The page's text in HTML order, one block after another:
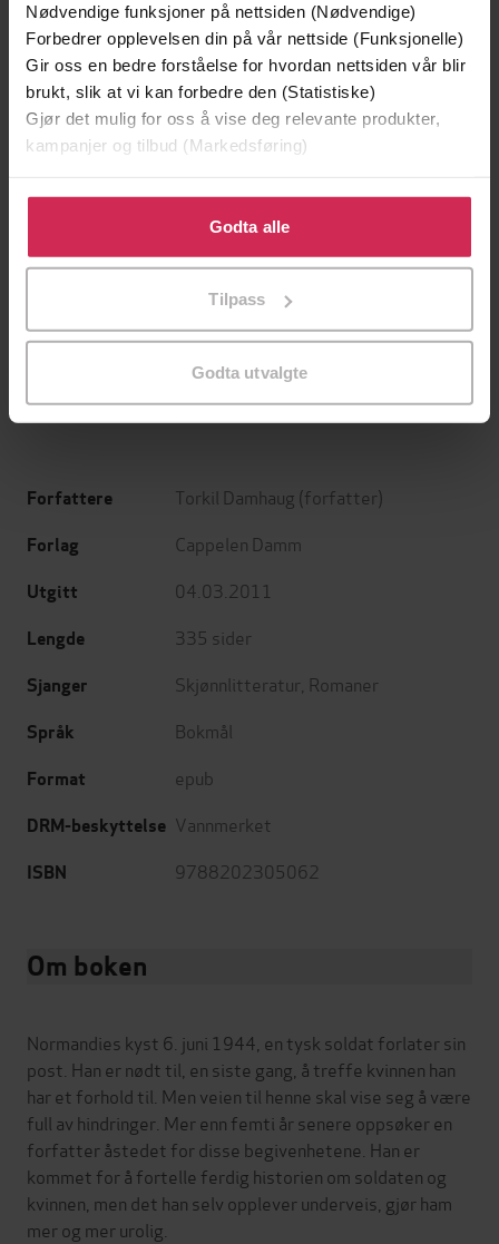
Nødvendige funksjoner på nettsiden (Nødvendige)
Forbedrer opplevelsen din på vår nettside (Funksjonelle)
Gir oss en bedre forståelse for hvordan nettsiden vår blir
brukt, slik at vi kan forbedre den (Statistiske)
Gjør det mulig for oss å vise deg relevante produkter,
kampanjer og tilbud (Markedsføring)
Klikk på «Godta alle» for å gi oss ditt samtykke til å
bruke cookies for alle disse formålene. Du kan også
tilpasse ditt samtykke til spesifikke formål ved å klikke
Godta alle
Tilpass
Godta utvalgte
Jon Michelet
Kjell Ola Dahl
Forfattere Torkil Damhaug (forfatter)
Forlag Cappelen Damm
Utgitt 04.03.2011
Lengde 335 sider
Sjanger Skjønnlitteratur Romaner
Språk Bokmål
Format epub
DRM-beskyttelse Vannmerket
ISBN 9788202305062
Om boken
Normandies kyst 6. juni 1944, en tysk soldat forlater sin
post. Han er nødt til, en siste gang, å treffe kvinnen han
har et forhold til. Men veien til henne skal vise seg å være
full av hindringer. Mer enn femti år senere oppsøker en
forfatter åstedet for disse begivenhetene. Han er
kommet for å fortelle ferdig historien om soldaten og
kvinnen, men det han selv opplever underveis, gjør ham
mer og mer urolig.